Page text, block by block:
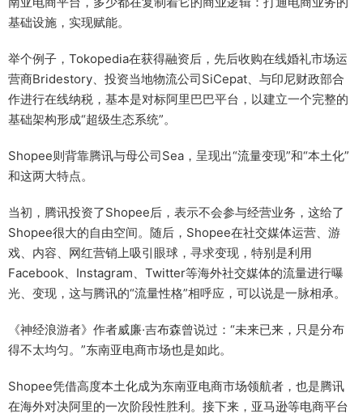
基础设施，实现赋能。
举个例子，Tokopedia在获得融资后，先后收购在线婚礼市场运
营商Bridestory、投资当地物流公司SiCepat、与印尼财政部合
作进行在线纳税，基本是对标阿里巴巴平台，以建立一个完整的
基础架构形成“超级生态系统”。
Shopee则背靠腾讯与母公司Sea，呈现出“流量变现”和“本土化”
和这两大特点。
当初，腾讯投资了Shopee后，表示不会参与经营业务，这给了
Shopee很大的自由空间。随后，Shopee在社交媒体运营、游
戏、内容、网红营销上吸引眼球，寻求变现，特别是利用
Facebook、Instagram、Twitter等海外社交媒体的流量进行曝
光、变现，这与腾讯的“流量性格”相呼应，可以说是一脉相承。
《神经浪游者》作者威廉·吉布森曾说过：“未来已来，只是分布
得不太均匀。”东南亚电商市场也是如此。
Shopee凭借高度本土化成为东南亚电商市场领航者，也是腾讯
在海外对决阿里的一次阶段性胜利。接下来，亚马逊等电商平台